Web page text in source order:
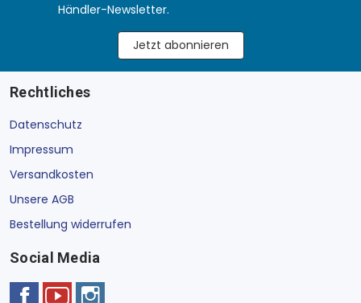
Händler-Newsletter.
Jetzt abonnieren
Rechtliches
Datenschutz
Impressum
Versandkosten
Unsere AGB
Bestellung widerrufen
Social Media